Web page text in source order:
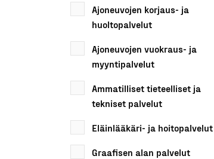
Ajoneuvojen korjaus- ja
huoltopalvelut
Ajoneuvojen vuokraus- ja
myyntipalvelut
Ammatilliset tieteelliset ja
tekniset palvelut
Eläinlääkäri- ja hoitopalvelut
Graafisen alan palvelut